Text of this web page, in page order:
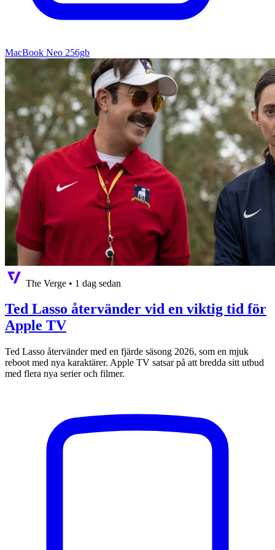
MacBook Neo 256gb
The Verge • 1 dag sedan
Ted Lasso återvänder vid en viktig tid för
Apple TV
Ted Lasso återvänder med en fjärde säsong 2026, som en mjuk
reboot med nya karaktärer. Apple TV satsar på att bredda sitt utbud
med flera nya serier och filmer.